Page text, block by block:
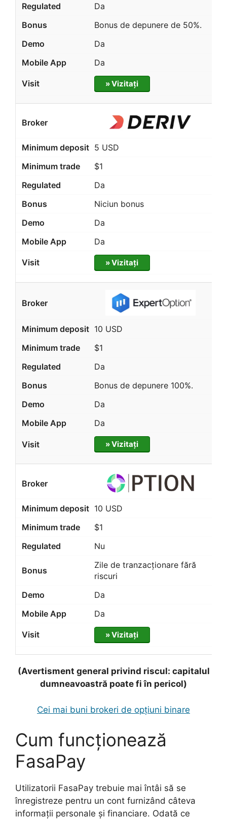
Da
Bonus de depunere de 50%.
Da
Da
» Vizitați
5 USD
$1
Da
Niciun bonus
Da
Da
» Vizitați
10 USD
$1
Da
Bonus de depunere 100%.
Da
Da
» Vizitați
10 USD
$1
Nu
Zile de tranzacționare fără
riscuri
Da
Da
» Vizitați
(Avertisment general privind riscul: capitalul
dumneavoastră poate fi în pericol)
Cei mai buni brokeri de opțiuni binare
Cum funcționează
FasaPay
Utilizatorii FasaPay trebuie mai întâi să se
înregistreze pentru un cont furnizând câteva
informații personale și financiare. Odată ce